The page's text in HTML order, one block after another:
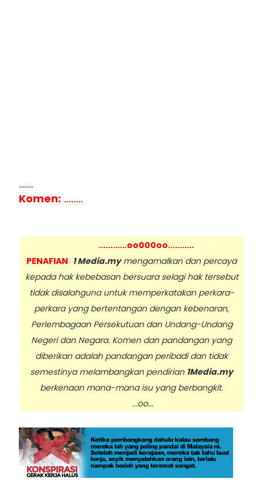
........
Komen: ........
............oo000oo...........
PENAFIAN 1 Media.mymengamalkan dan percaya
kepada hak kebebasan bersuara selagi hak tersebut
tidak disalahguna untuk memperkatakan perkara-
perkara yang bertentangan dengan kebenaran,
Perlembagaan Persekutuan dan Undang-Undang
Negeri dan Negara. Komen dan pandangan yang
diberikan adalah pandangan peribadi dan tidak
semestinya melambangkan pendirian 1Media.my
berkenaan mana-mana isu yang berbangkit.
...oo...